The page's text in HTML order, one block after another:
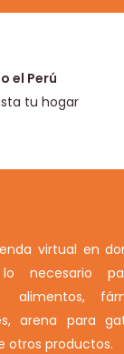
el Perú
tu hogar
virtual en
necesario
arena para
otros productos.